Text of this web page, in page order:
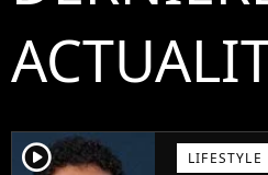
player2 LIFESTYLE